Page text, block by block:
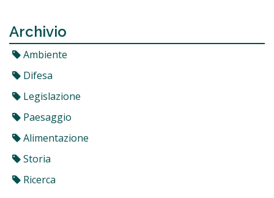
Archivio
Ambiente
Difesa
Legislazione
Paesaggio
Alimentazione
Storia
Ricerca